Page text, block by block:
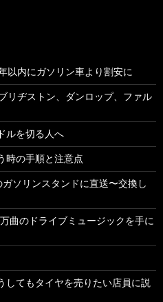
以内にガソリン車より割安に
リヂストン、ダンロップ、ファル
ルを切る人へ
時の手順と注意点
ソリンスタンドに直送〜交換し
曲のドライブミュージックを手に
してもタイヤを売りたい店員に説